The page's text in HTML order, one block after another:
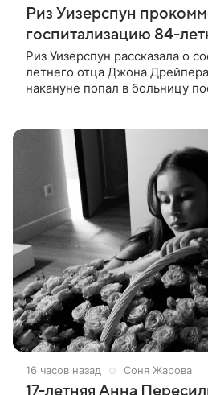
Риз Уизерспун
госпитализацию 84-
Риз Уизерспун рассказала о
летнего отца Джона
накануне попал в больницу
16 часов назад Соня Жарова
17-летняя Анна